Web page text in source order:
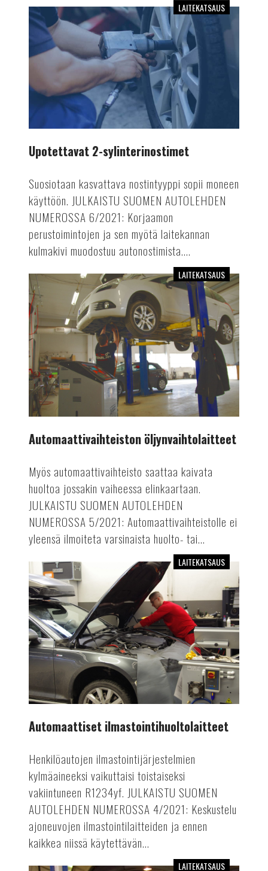
Upotettavat
2-
sylinterinostimet
LAITEKATSAUS
Upotettavat 2-sylinterinostimet
Suosiotaan kasvattava nostintyyppi sopii moneen
käyttöön. JULKAISTU SUOMEN AUTOLEHDEN
NUMEROSSA 6/2021: Korjaamon
perustoimintojen ja sen myötä laitekannan
kulmakivi muodostuu autonostimista....
Automaattivaihteiston
öljynvaihtolaitteet
LAITEKATSAUS
Automaattivaihteiston öljynvaihtolaitteet
Myös automaattivaihteisto saattaa kaivata
huoltoa jossakin vaiheessa elinkaartaan.
JULKAISTU SUOMEN AUTOLEHDEN
NUMEROSSA 5/2021: Automaattivaihteistolle ei
yleensä ilmoiteta varsinaista huolto- tai...
Automaattiset
ilmastointihuoltolaitteet
LAITEKATSAUS
Automaattiset ilmastointihuoltolaitteet
Henkilöautojen ilmastointijärjestelmien
kylmäaineeksi vaikuttaisi toistaiseksi
vakiintuneen R1234yf. JULKAISTU SUOMEN
AUTOLEHDEN NUMEROSSA 4/2021: Keskustelu
ajoneuvojen ilmastointilaitteiden ja ennen
kaikkea niissä käytettävän...
LAITEKATSAUS